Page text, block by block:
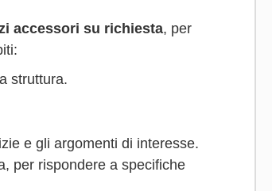
accessori su richiesta, per
struttura.
e gli argomenti di interesse.
per rispondere a specifiche